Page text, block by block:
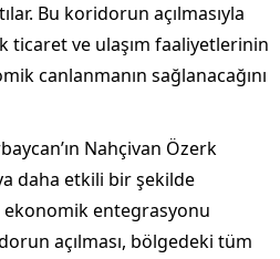
Bu koridorun açılmasıyla
ticaret ve ulaşım faaliyetlerinin
canlanmanın sağlanacağını
Nahçivan Özerk
daha etkili bir şekilde
entegrasyonu
açılması, bölgedeki tüm